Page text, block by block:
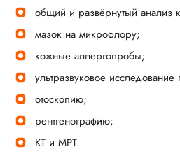
общий и развёрнутый анализ
мазок на микрофлору;
кожные аллергопробы;
ультразвуковое исследование
отоскопию;
рентгенографию;
КТ и МРТ.